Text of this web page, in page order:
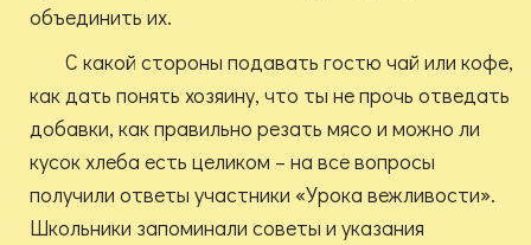
объединить их.
С какой стороны подавать гостю чай или кофе,
как дать понять хозяину, что ты не прочь отведать
добавки, как правильно резать мясо и можно ли
кусок хлеба есть целиком – на все вопросы
получили ответы участники «Урока вежливости».
Школьники запоминали советы и указания